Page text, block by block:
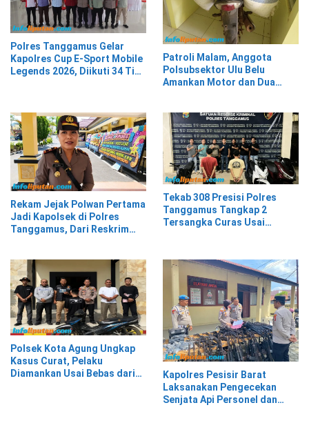
Polres Tanggamus Gelar
Kapolres Cup E-Sport Mobile
Legends 2026, Diikuti 34 Tim
Patroli Malam, Anggota
Polsubsektor Ulu Belu
Amankan Motor dan Dua
Rekam Jejak Polwan Pertama
Jadi Kapolsek di Polres
Tanggamus, Dari Reskrim
Tekab 308 Presisi Polres
Tanggamus Tangkap 2
Tersangka Curas Usai
Polsek Kota Agung Ungkap
Kasus Curat, Pelaku
Diamankan Usai Bebas dari
Kapolres Pesisir Barat
Laksanakan Pengecekan
Senjata Api Personel dan